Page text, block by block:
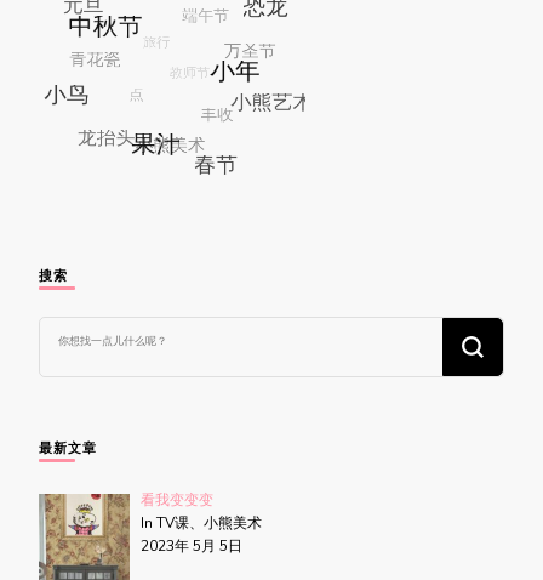
搜索
么
吗?
最新文章
看我变变变
In TV课、小熊美术
2023年 5月 5日